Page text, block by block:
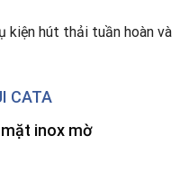
kiện hút thải tuần hoàn và
CATA
inox mờ